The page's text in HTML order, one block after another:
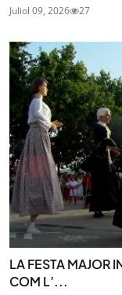
Juliol 09, 2026 27
LA FESTA MAJOR
COM L’...